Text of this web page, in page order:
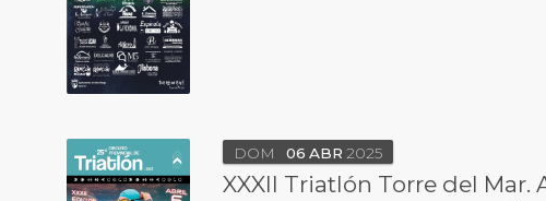
DOM 06 ABR 2025
XXXII Triatlón Torre del Mar.